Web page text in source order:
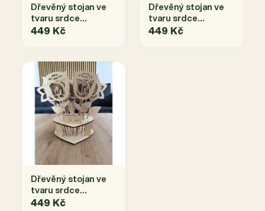
Dřevěný stojan ve
tvaru srdce
s květinami - Z lásky
449 Kč
Dřevěný stojan ve
tvaru srdce
s květinami -
449 Kč
Dřevěný stojan ve
tvaru srdce
s květinami -
449 Kč